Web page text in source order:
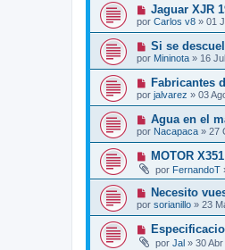
Jaguar XJR
por Carlos v8 » 01
Si se
por Mininota » 16
Fabricantes
por jalvarez » 03
Agua en el
por Nacapaca » 27
MOTOR
por FernandoT
Necesito
por sorianillo » 23
por Jal » 30